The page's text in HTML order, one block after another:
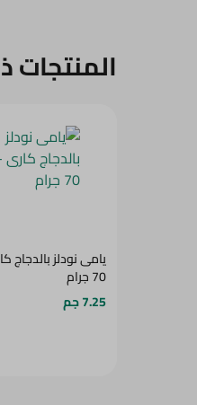
المنتجات
يامى نودلز بالدجاج
70 جرام
7.25 جم